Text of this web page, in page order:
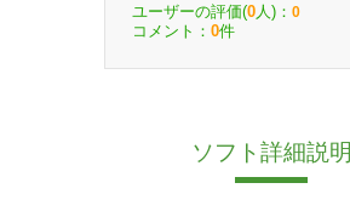
ユーザーの評価(0 人)： 0
コメント： 0件
ソフト詳細説明